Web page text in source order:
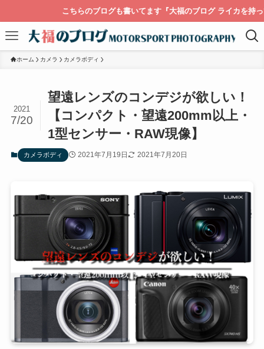
こちらのブログも書いてます『大福のブログ ライカを持って膝栗毛』
ホーム カメラ カメラボディ
望遠レンズのコンデジが欲しい！
【コンパクト・望遠200mm以上・
1型センサー・RAW現像】
2021
7/20
カメラボディ 2021年7月19日 2021年7月20日